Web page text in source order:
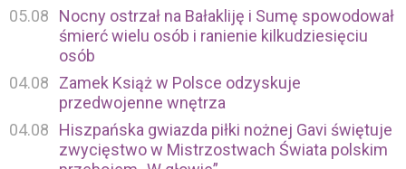
05.08
Nocny ostrzał na Bałakliję i Sumę spowodował
śmierć wielu osób i ranienie kilkudziesięciu
osób
04.08
Zamek Książ w Polsce odzyskuje
przedwojenne wnętrza
04.08
Hiszpańska gwiazda piłki nożnej Gavi świętuje
zwycięstwo w Mistrzostwach Świata polskim